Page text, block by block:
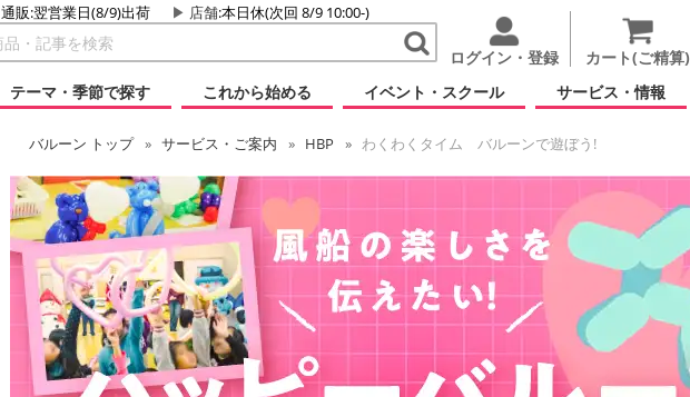
通販:翌営業日(8/9)出荷 店舗:本日休(次回 8/9 10:00-)
ログイン・登録 カート(ご精算)
テーマ・季節で探す
これから始める イベント・スクール サービス・情報
バルーン トップ サービス・ご案内 HBP わくわくタイム バルーンで遊ぼう!